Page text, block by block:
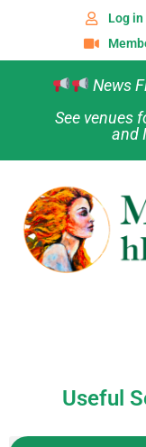
Log in
News
See venues
and
Useful